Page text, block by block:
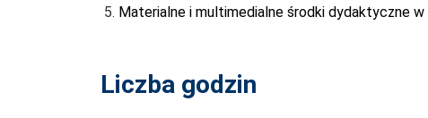
Materialne i multimedialne środki dydaktyczne
Liczba godzin